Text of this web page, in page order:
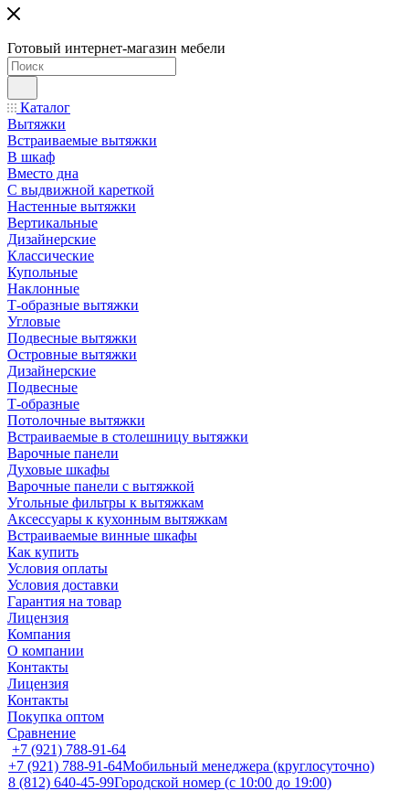
Готовый интернет-магазин мебели
Каталог
Вытяжки
Встраиваемые вытяжки
В шкаф
Вместо дна
С выдвижной кареткой
Настенные вытяжки
Вертикальные
Дизайнерские
Классические
Купольные
Наклонные
Т-образные вытяжки
Угловые
Подвесные вытяжки
Островные вытяжки
Дизайнерские
Подвесные
Т-образные
Потолочные вытяжки
Встраиваемые в столешницу вытяжки
Варочные панели
Духовые шкафы
Варочные панели с вытяжкой
Угольные фильтры к вытяжкам
Аксессуары к кухонным вытяжкам
Встраиваемые винные шкафы
Как купить
Условия оплаты
Условия доставки
Гарантия на товар
Лицензия
Компания
О компании
Контакты
Лицензия
Контакты
Покупка оптом
Сравнение
+7 (921) 788-91-64
+7 (921) 788-91-64Мобильный менеджера (круглосуточно)
8 (812) 640-45-99Городской номер (с 10:00 до 19:00)